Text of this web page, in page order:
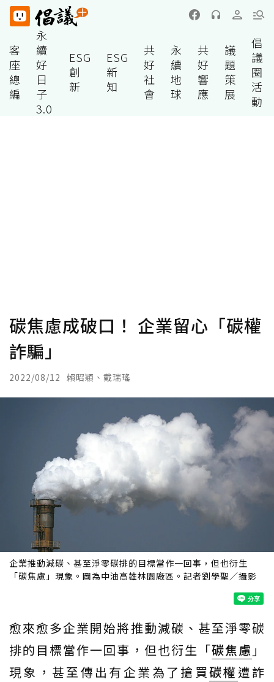
客
座
總
編
永
續
好
日
子
3.0
ESG
創
新
ESG
新
知
共
好
社
會
永
續
地
球
共
好
響
應
議
題
策
展
倡
議
圈
活
動
碳焦慮成破口！ 企業留心「碳權
詐騙」
2022/08/12 賴昭穎、戴瑞瑤
企業推動減碳、甚至淨零碳排的目標當作一回事，但也衍生
「碳焦慮」現象。圖為中油高雄林園廠區。記者劉學聖／攝影
愈來愈多企業開始將推動減碳、甚至淨零碳
排的目標當作一回事，但也衍生「碳焦慮 」
現象，甚至傳出有企業為了搶買碳權遭詐